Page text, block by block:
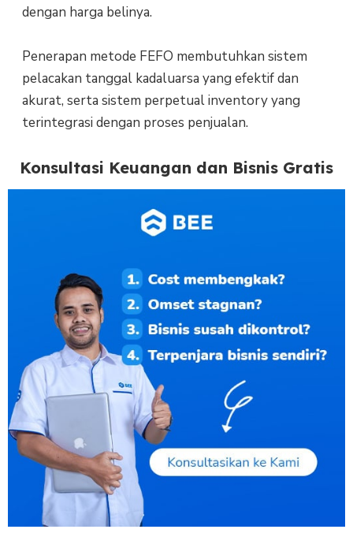
dengan harga belinya.
Penerapan metode FEFO membutuhkan sistem
pelacakan tanggal kadaluarsa yang efektif dan
akurat, serta sistem perpetual inventory yang
terintegrasi dengan proses penjualan.
Konsultasi Keuangan dan Bisnis Gratis